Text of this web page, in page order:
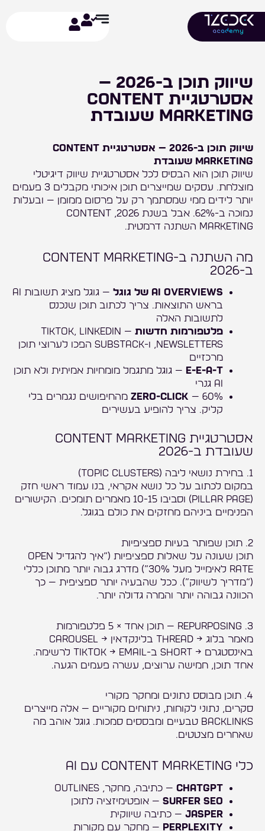
דילוג
לתוכן
שיווק תוכן ב-2026 —
אסטרטגיית Content
Marketing שעובדת
שיווק תוכן ב-2026 — אסטרטגיית Content
Marketing שעובדת
שיווק תוכן הוא הבסיס לכל אסטרטגיית שיווק דיגיטלי
מוצלחת. עסקים שמייצרים תוכן איכותי מקבלים 3 פעמים
יותר לידים ממי שמסתמך רק על פרסום ממומן — ובעלות
נמוכה ב-62%. אבל בשנת 2026, Content
Marketing השתנה דרמטית.
מה השתנה ב-Content Marketing
ב-2026
AI Overviews של גוגל
— גוגל מציג תשובות AI
בראש התוצאות. צריך לכתוב תוכן שנכנס
לתשובות האלה
פלטפורמות חדשות
— TikTok, LinkedIn
Newsletters, ו-Substack הפכו לערוצי תוכן
מרכזיים
E-E-A-T — גוגל מתגמל מומחיות אמיתית ולא תוכן
AI גנרי
Zero-Click — 60% מהחיפושים נגמרים בלי
קליק. צריך להופיע בעשירים
אסטרטגיית Content Marketing
שעובדת ב-2026
1. בחירת נושאי ליבה (Topic Clusters)
במקום לכתוב על כל נושא אקראי, בנו עמוד ראשי חזק
(Pillar Page) וסביבו 10-15 מאמרים תומכים. הקישורים
הפנימיים ביניהם מחזקים את כולם בגוגל.
2. תוכן שפותר בעיות ספציפיות
תוכן שעונה על שאלות ספציפיות (“איך להגדיל open
rate לאימייל מעל 30%”) מדרג גבוה יותר מתוכן כללי
(“מדריך לשיווק”). ככל שהבעיה יותר ספציפית — כך
הכוונה גבוהה יותר והמרה גדולה יותר.
3. Repurposing — תוכן אחד × 5 פלטפורמות
מאמר בלוג → Thread בלינקדאין → Carousel
באינסטגרם → Short ב-TikTok → Email לרשימה.
אחד תוכן, חמישה ערוצים, עשרה פעמים הגעה.
4. תוכן מבוסס נתונים ומחקר מקורי
סקרים, נתוני לקוחות, ניתוחים מקוריים — אלה מייצרים
Backlinks טבעיים ומבססים סמכות. גוגל אוהב מה
שאחרים מצטטים.
כלי Content Marketing עם AI
ChatGPT — כתיבה, מחקר, Outlines
Surfer SEO — אופטימיזציה לתוכן
Jasper — כתיבה שיווקית
Perplexity — מחקר עם מקורות